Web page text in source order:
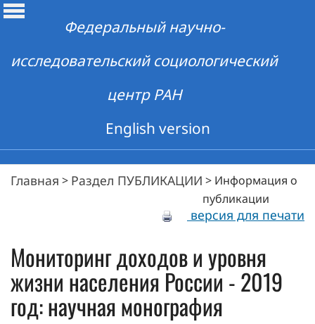
Федеральный научно-
исследовательский социологический
центр РАН
English version
Главная > Раздел ПУБЛИКАЦИИ > Информация о
публикации
версия для печати
Мониторинг доходов и уровня
жизни населения России - 2019
год: научная монография